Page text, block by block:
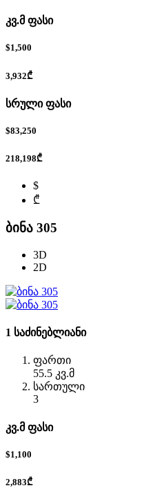
კვ.მ ფასი
$1,500
3,932₾
სრული ფასი
$83,250
218,198₾
$
₾
ბინა 305
3D
2D
1 საძინებლიანი
ფართი
55.5 კვ.მ
სართული
3
კვ.მ ფასი
$1,100
2,883₾